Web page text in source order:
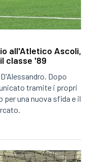
all'Atletico Ascoli,
classe '89
Dopo
tramite i propri
per una nuova sfida e il